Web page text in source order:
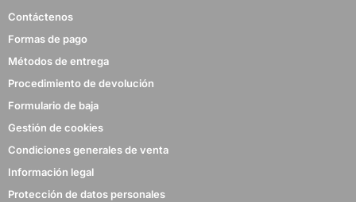
Contáctenos
Formas de pago
Métodos de entrega
Procedimiento de devolución
Formulario de baja
Gestión de cookies
Condiciones generales de venta
Información legal
Protección de datos personales